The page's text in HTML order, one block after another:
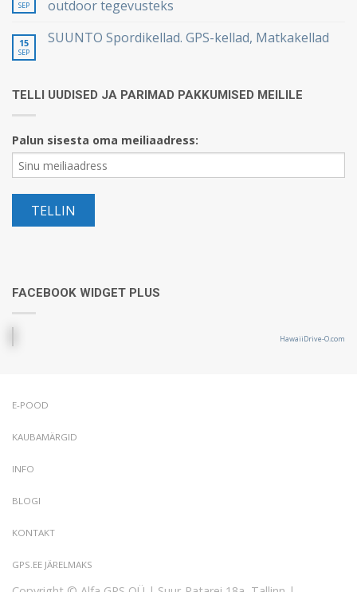
SEP
outdoor tegevusteks
15
SEP
SUUNTO Spordikellad. GPS-kellad, Matkakellad
TELLI UUDISED JA PARIMAD PAKKUMISED MEILILE
Palun sisesta oma meiliaadress:
FACEBOOK WIDGET PLUS
HawaiiDrive-O.com
E-POOD
KAUBAMÄRGID
INFO
BLOGI
KONTAKT
GPS.EE JÄRELMAKS